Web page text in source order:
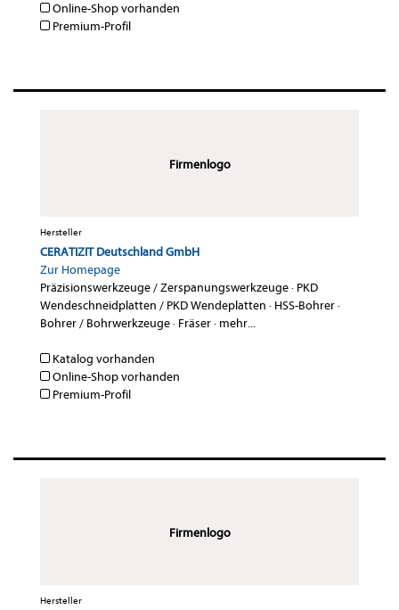
Online-Shop vorhanden
Premium-Profil
Firmenlogo
Hersteller
CERATIZIT Deutschland GmbH
Zur Homepage
Präzisionswerkzeuge / Zerspanungswerkzeuge· PKD
Wendeschneidplatten / PKD Wendeplatten · HSS-Bohrer·
Bohrer / Bohrwerkzeuge· Fräser· mehr...
Katalog vorhanden
Online-Shop vorhanden
Premium-Profil
Firmenlogo
Hersteller